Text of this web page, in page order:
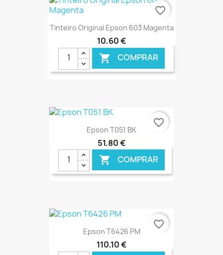
€ ONLINE
Tinteiro Original Epson 603 Magenta
10,60 €
 COMPRAR
favorite_border
Epson T051 BK
51,80 €
 COMPRAR
€ ONLINE
favorite_border
Epson T6426 PM
110,10 €
favorite_border